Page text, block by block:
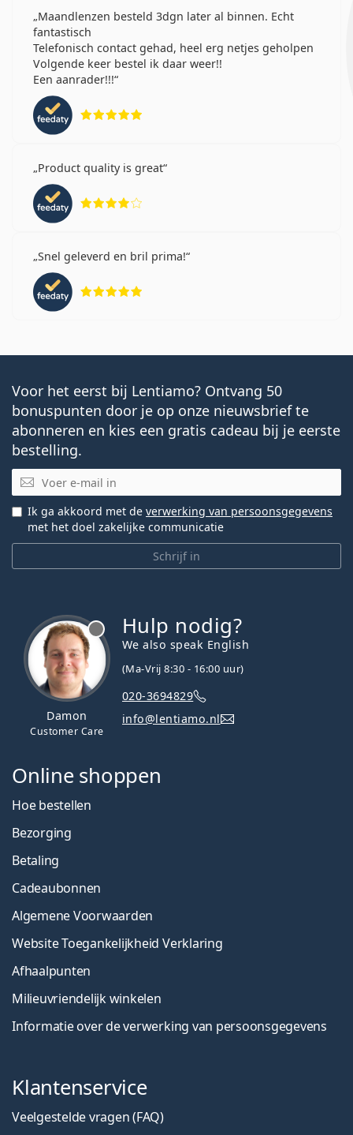
Maandlenzen besteld 3dgn later al binnen. Echt
fantastisch
Telefonisch contact gehad, heel erg netjes geholpen
Volgende keer bestel ik daar weer!!
Een aanrader!!!
Product quality is great
Snel geleverd en bril prima!
Voor het eerst bij Lentiamo? Ontvang 50
bonuspunten door je op onze nieuwsbrief te
abonneren en kies een gratis cadeau bij je eerste
bestelling.
E-mail
Schrijf in
Ik ga akkoord met de verwerking van persoonsgegevens
met het doel zakelijke communicatie
Damon
Customer Care
Hulp nodig?
We also speak English
(Ma-Vrij 8:30 - 16:00 uur)
020-3694829
info@lentiamo.nl
Online shoppen
Hoe bestellen
Bezorging
Betaling
Cadeaubonnen
Algemene Voorwaarden
Website Toegankelijkheid Verklaring
Afhaalpunten
Milieuvriendelijk winkelen
Informatie over de verwerking van persoonsgegevens
Klantenservice
Veelgestelde vragen (FAQ)